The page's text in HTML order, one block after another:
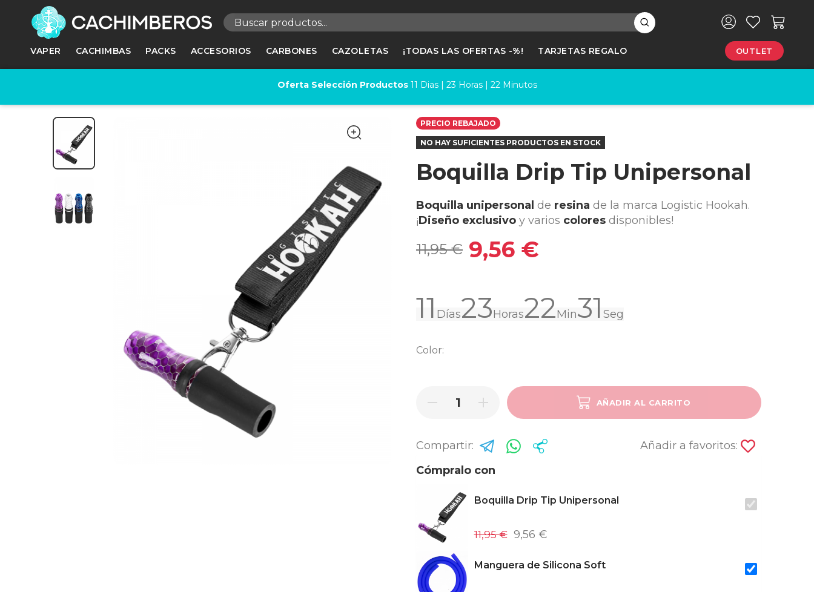
VAPER CACHIMBAS PACKS ACCESORIOS CARBONES CAZOLETAS ¡TODAS LAS OFERTAS -%! TARJETAS REGALO OUTLET
Oferta Selección Productos 11 Dias | 23 Horas | 22Minutos
PRECIO REBAJADO
NO HAY SUFICIENTES PRODUCTOS EN STOCK
Boquilla Drip Tip Unipersonal
Boquilla unipersonal de resina de la marca Logistic Hookah.
¡Diseño exclusivo y varios colores disponibles!
11,95 € 9,56 €
11 Días23Horas22Min30Seg
Color:
AÑADIR AL CARRITO
Compartir:
Añadir a favoritos:
Cómpralo con
Boquilla Drip Tip Unipersonal
11,95 € 9,56 €
Manguera de Silicona Soft
Registrarse ×
Necesitas hacer login para guardar productos en tu lista de deseos
Registrarse